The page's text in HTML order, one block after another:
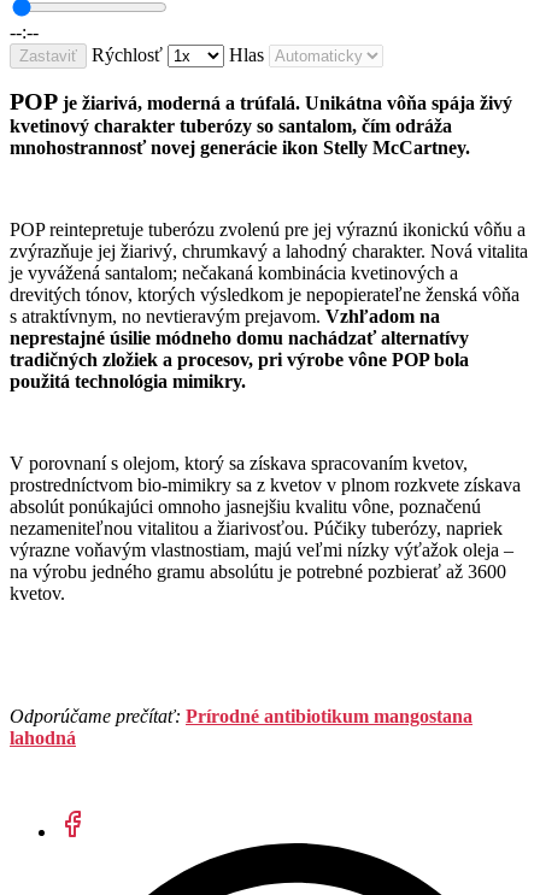
--:--
Zastaviť Rýchlosť Hlas
POP je žiarivá, moderná a trúfalá. Unikátna vôňa spája živý
kvetinový charakter tuberózy so santalom, čím odráža
mnohostrannosť novej generácie ikon Stelly McCartney.
POP reintepretuje tuberózu zvolenú pre jej výraznú ikonickú vôňu a
zvýrazňuje jej žiarivý, chrumkavý a lahodný charakter. Nová vitalita
je vyvážená santalom; nečakaná kombinácia kvetinových a
drevitých tónov, ktorých výsledkom je nepopierateľne ženská vôňa
s atraktívnym, no nevtieravým prejavom. Vzhľadom na
neprestajné úsilie módneho domu nachádzať alternatívy
tradičných zložiek a procesov, pri výrobe vône POP bola
použitá technológia mimikry.
V porovnaní s olejom, ktorý sa získava spracovaním kvetov,
prostredníctvom bio-mimikry sa z kvetov v plnom rozkvete získava
absolút ponúkajúci omnoho jasnejšiu kvalitu vône, poznačenú
nezameniteľnou vitalitou a žiarivosťou. Púčiky tuberózy, napriek
výrazne voňavým vlastnostiam, majú veľmi nízky výťažok oleja –
na výrobu jedného gramu absolútu je potrebné pozbierať až 3600
kvetov.
Odporúčame prečítať: Prírodné antibiotikum mangostana
lahodná